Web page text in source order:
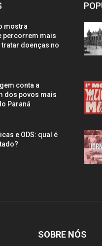
mostra
percorrem mais
tratar doenças no
conta a
dos povos mais
Paraná
e ODS: qual é
SOBRE NÓS